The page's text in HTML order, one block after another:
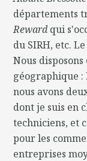
départements
Rewardqui
du SIRH, etc.
Nous
géographique :
nous avons
dont je suis en
techniciens, et
pour les
entreprises